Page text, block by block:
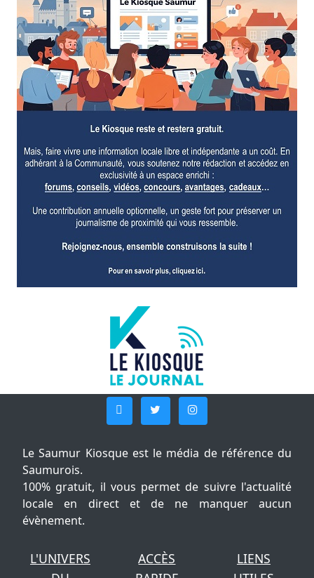
Le Saumur Kiosque est le média de référence du
Saumurois.
100% gratuit, il vous permet de suivre l'actualité
locale en direct et de ne manquer aucun
évènement.
L'UNIVERS
ACCÈS
LIENS